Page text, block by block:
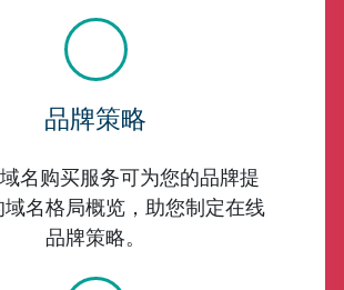
品牌策略
名购买服务可为您的品牌提
域名格局概览，助您制定在线
品牌策略。